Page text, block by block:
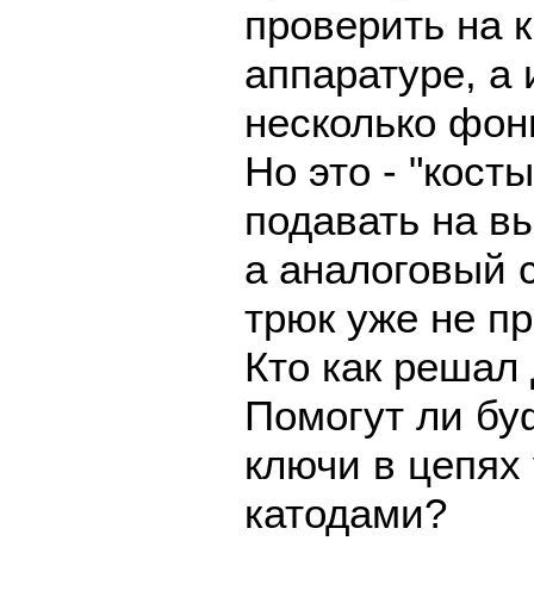
проверить на
аппаратуре,
несколько
Но это -
подавать на
а аналоговый
трюк уже не
Кто как
Помогут ли
ключи в
катодами?